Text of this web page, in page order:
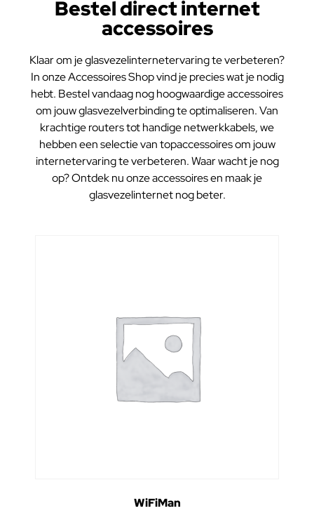
Bestel direct internet
accessoires
Klaar om je glasvezelinternetervaring te verbeteren?
In onze Accessoires Shop vind je precies wat je nodig
hebt. Bestel vandaag nog hoogwaardige accessoires
om jouw glasvezelverbinding te optimaliseren. Van
krachtige routers tot handige netwerkkabels, we
hebben een selectie van topaccessoires om jouw
internetervaring te verbeteren. Waar wacht je nog
op? Ontdek nu onze accessoires en maak je
glasvezelinternet nog beter.
WiFiMan